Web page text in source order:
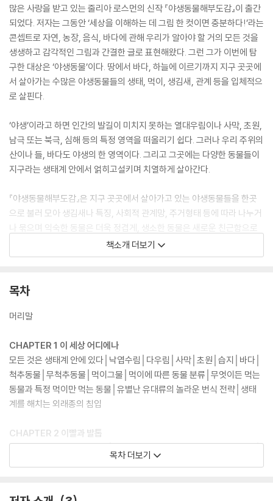
많은 사랑을 받고 있는 줄리아 로스먼의 신작 『야생동물해부도감』이 출간
되었다. 저자는 그동안 ‘세상을 이해하는 데 그림 한 컷이면 충분하다!’라는
콘셉트로 자연, 농장, 음식, 바다에 관해 우리가 알아야 할 거의 모든 것을
생생하고 감각적인 그림과 간결한 글로 표현해왔다. 그런 그가 이번에 탐
구한 대상은 ‘야생동물’이다. 땅에서 바다, 하늘에 이르기까지 지구 곳곳에
서 살아가는 수많은 야생동물들의 생태, 먹이, 생김새, 관계 등을 입체적으
로 살핀다.
‘야생’이라고 하면 인간의 발길이 미치지 못하는 열대우림이나 사막, 초원,
남극 또는 북극, 심해 등의 특정 영역을 떠올리기 쉽다. 그러나 우리 주위의
산이나 들, 바다도 야생의 한 영역이다. 그리고 그곳에는 다양한 동물들이
지구라는 생태계 안에서 얽히고설키며 치열하게 살아간다.
『야생동물해부도감』은 지구 곳곳에서 살아가고 있는 야생동물들을 한곳
으로 불러 모아 생김새나 특징, 사회적 관계망, 주거형태 등에 따라 나누거
나 묶으며 익숙한 동물은 더욱 정겹게, 생소한 동물은 새로운 친근함으로
만나게 한다. 그 속에서 우리는 개별 동물에 대한 풍부한 지식뿐만 아니라
그 동물이 실제로 살고 있는 사바나, 열대우림, 사막 한복판 등으로 여행을
을 더욱 확장시킨다.
책소개 더보기
목차
머리말
CHAPTER 1 이 세상 어디에나
모든 것은 생태계 안에 있다│낙엽수림│다우림│사막│초원│습지│바다│
척추동물│무척추동물│먹이그물│먹이에 따른 동물 분류│무엇이든 먹는
동물과 특정 먹이만 먹는 동물│유별난 유대류의 놀라운 번식 전략│생태
계를 해치는 외래종의 침입
CHAPTER 2 이빨과 발톱
육식동물과 초식동물의 이빨│사자처럼 생겼지만 영양처럼 먹는 원숭이│
발톱의 생김새│멋진 발톱의 소유자들│사냥 전략│최고의 자리│아시아사
목차 더보기